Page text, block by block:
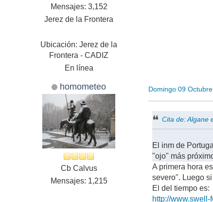
Mensajes: 3,152
Jerez de la Frontera
Ubicación: Jerez de la
Frontera - CADIZ
En línea
homometeo
Cb Calvus
Mensajes: 1,215
Domingo 09
Cita de: Algane
El inm de
"ojo" más
A primera hora
severo". Luego
El del tiempo es:
http://